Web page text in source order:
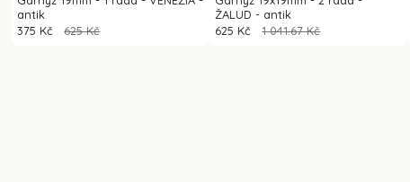
antik
375 Kč 625 Kč
ŽALUD - antik
625 Kč 1 041.67 Kč